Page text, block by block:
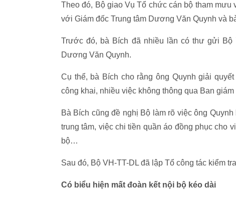
Theo đó, Bộ giao Vụ Tổ chức cán bộ tham
với Giám đốc Trung tâm Dương Văn Quynh và
Trước đó, bà Bích đã nhiều lần có thư gửi Bộ
Dương Văn Quynh.
Cụ thể, bà Bích cho rằng ông Quynh giải
công khai, nhiều việc không thông qua Ban giám
Bà Bích cũng đề nghị Bộ làm rõ việc ông
trung tâm, việc chi tiền quần áo đồng phục cho
bộ…
Sau đó, Bộ VH-TT-DL đã lập Tổ công tác kiểm
Có biểu hiện mất đoàn kết nội bộ kéo dài